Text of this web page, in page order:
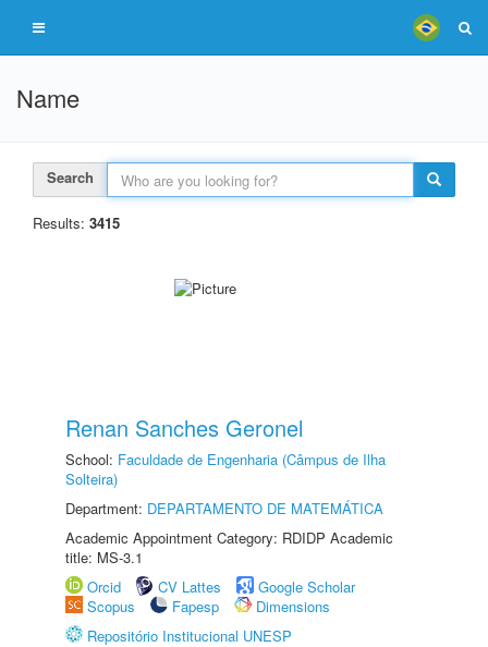
Name
Search
Results: 3415
Renan Sanches Geronel
School: Faculdade de Engenharia (Câmpus de Ilha
Solteira)
Department: DEPARTAMENTO DE MATEMÁTICA
Academic Appointment Category: RDIDP Academic
title: MS-3.1
Orcid
CV Lattes
Google Scholar
Scopus
Fapesp
Dimensions
Repositório Institucional UNESP